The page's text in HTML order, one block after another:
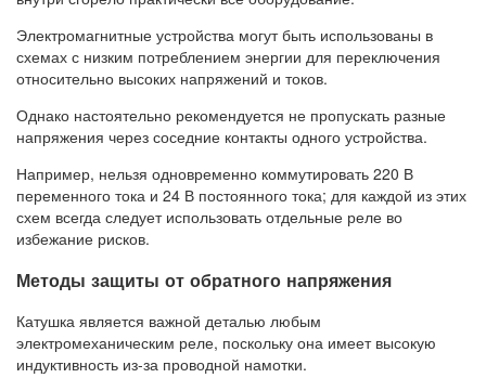
Электромагнитные устройства могут быть использованы в
схемах с низким потреблением энергии для переключения
относительно высоких напряжений и токов.
Однако настоятельно рекомендуется не пропускать разные
напряжения через соседние контакты одного устройства.
Например, нельзя одновременно коммутировать 220 В
переменного тока и 24 В постоянного тока; для каждой из этих
схем всегда следует использовать отдельные реле во
избежание рисков.
Методы защиты от обратного напряжения
Катушка является важной деталью любым
электромеханическим реле, поскольку она имеет высокую
индуктивность из-за проводной намотки.